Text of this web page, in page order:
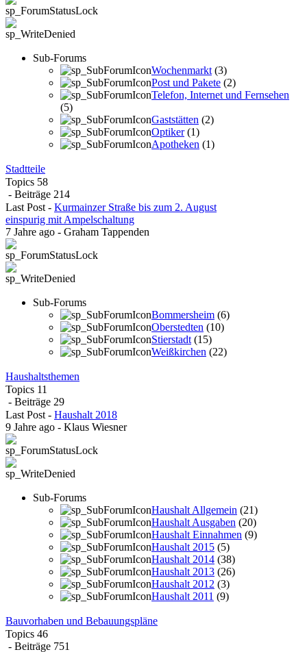
Sub-Forums
Wochenmarkt (3)
Post und Pakete (2)
Telefon, Internet und Fernsehen
(5)
Gaststätten (2)
Optiker(1)
Apotheken (1)
Stadtteile
Topics 58
- Beiträge 214
Last Post - Kurmainzer Straße bis zum 2. August
einspurig mit Ampelschaltung
7 Jahre ago - Graham Tappenden
Sub-Forums
Bommersheim (6)
Oberstedten (10)
Stierstadt (15)
Weißkirchen (22)
Haushaltsthemen
Topics 11
- Beiträge 29
Last Post - Haushalt 2018
9 Jahre ago - Klaus Wiesner
Sub-Forums
Haushalt Allgemein (21)
Haushalt Ausgaben (20)
Haushalt Einnahmen (9)
Haushalt 2015 (5)
Haushalt 2014 (38)
Haushalt 2013 (26)
Haushalt 2012 (3)
Haushalt 2011 (9)
Bauvorhaben und Bebauungspläne
Topics 46
- Beiträge 751